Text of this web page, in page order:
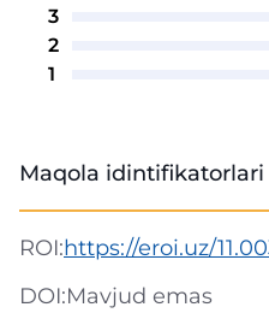
3
2
1
Maqola idintifikatorlari
ROI:https://eroi.uz/
DOI:Mavjud emas